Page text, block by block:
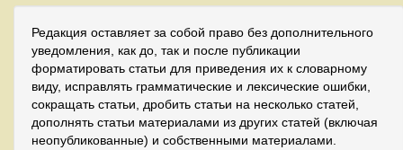
Редакция оставляет за собой право без дополнительного
уведомления, как до, так и после публикации
форматировать статьи для приведения их к словарному
виду, исправлять грамматические и лексические ошибки,
сокращать статьи, дробить статьи на несколько статей,
дополнять статьи материалами из других статей (включая
неопубликованные) и собственными материалами.